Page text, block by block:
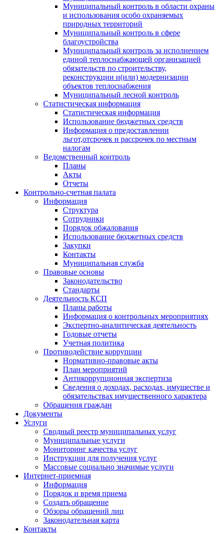
Муниципальный контроль в области охраны
и использования особо охраняемых
природных территорий
Муниципальный контроль в сфере
благоустройства
Муниципальный контроль за исполнением
единой теплоснабжающей организацией
обязательств по строительству,
реконструкции и(или) модернизации
объектов теплоснабжения
Муниципальный лесной контроль
Статистическая информация
Статистическая информация
Использование бюджетных средств
Информация о предоставлении
льгот,отсрочек и рассрочек по местным
налогам
Ведомственный контроль
Планы
Акты
Отчеты
Контрольно-счетная палата
Информация
Структура
Сотрудники
Порядок обжалования
Использование бюджетных средств
Закупки
Контакты
Муниципальная служба
Правовые основы
Законодательство
Стандарты
Деятельность КСП
Планы работы
Информация о контрольных мероприятиях
Экспертно-аналитическая деятельность
Годовые отчеты
Учетная политика
Противодействие коррупции
Нормативно-правовые акты
План мероприятий
Антикоррупционная экспертиза
Сведения о доходах, расходах, имуществе и
обязательствах имущественного характера
Обращения граждан
Документы
Услуги
Сводный реестр муниципальных услуг
Муниципальные услуги
Мониторинг качества услуг
Инструкции для получения услуг
Массовые социально значимые услуги
Интернет-приемная
Информация
Порядок и время приема
Создать обращение
Обзоры обращений лиц
Законодательная карта
Контакты